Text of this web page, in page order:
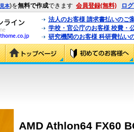
見本)を無料で作成できます 会員登録(無料) ロ
法人のお客様 請求書払いのご
学校・官公庁のお客様 校費・
研究機関のお客様 科研費払い
AMD Athlon64 FX60